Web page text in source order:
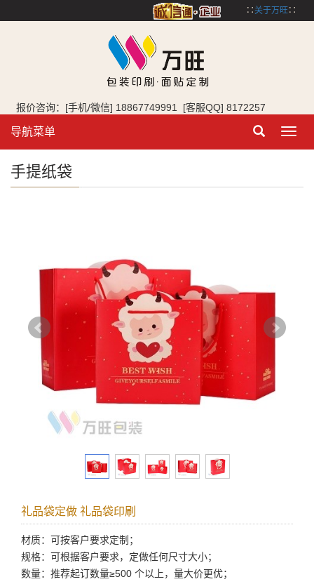
∷ 关于万旺∷
报价咨询：[手机/微信] 18867749991 [客服QQ] 8172257
导航菜单
手提纸袋
礼品袋定做 礼品袋印刷
材质：可按客户要求定制；
规格：可根据客户要求，定做任何尺寸大小；
数量：推荐起订数量≥500 个以上，量大价更优；